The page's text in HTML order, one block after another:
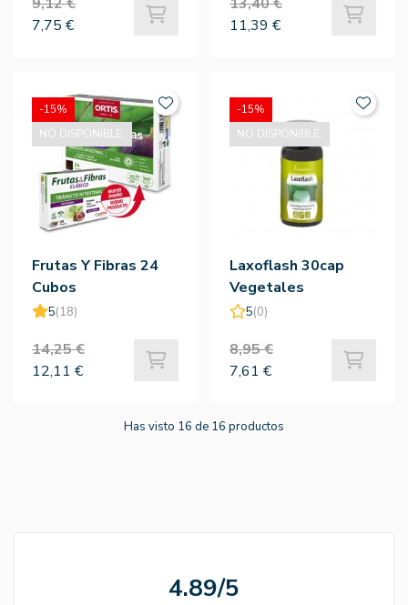
7,75 €
11,39 €
Frutas Y Fibras 24
Cubos
5(18)
14,25 €
12,11 €
-15%
NO DISPONIBLE.
Laxoflash 30cap
Vegetales
5(0)
8,95 €
7,61 €
-15%
NO DISPONIBLE.
Has visto 16 de 16 productos
4.89/5